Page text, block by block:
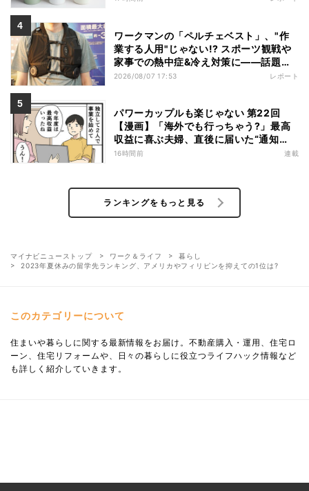
ワークマンの「ペルチェベスト」、"作
業する人用"じゃない!? スポーツ観戦や
家事での熱中症&冷え対策に――話題の
商品を徹底検証
2026/08/07 17:53 レポート
パワーカップルも楽じゃない 第22回
【漫画】「海外でも行っちゃう?」最高
収益に喜ぶ夫婦、直後に届いた“通知
書”で現実に戻された
16時間前 連載
ランキングをもっと見る
マイナビニューストップ ワーク＆ライフ
暮らし
2023年夏休みの留学先ランキング、アメリカやフィリピンを抑えての1位は?
このカテゴリーについて
住まいや暮らしに関する最新情報をお届け。不動産購入・運用、住宅ロ
ーン、住宅リフォームや、日々の暮らしに役立つライフハック情報など
も詳しく紹介していきます。